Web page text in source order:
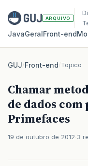
ARQUIVO
JavaGeralFront‑end
GUJ/Front-end/Topico
Chamar
de dados
Primefaces
19 de outubro de 2012 3